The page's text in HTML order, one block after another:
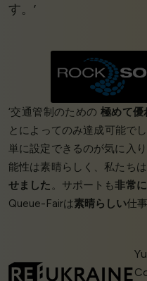
す。’
‘交通管制のための 極めて優
とによってのみ達成可能で
単に設定できるのが気に入
能性は素晴らしく、私たち
せました 。サポートも非常
Queue-Fairは素晴らしい仕